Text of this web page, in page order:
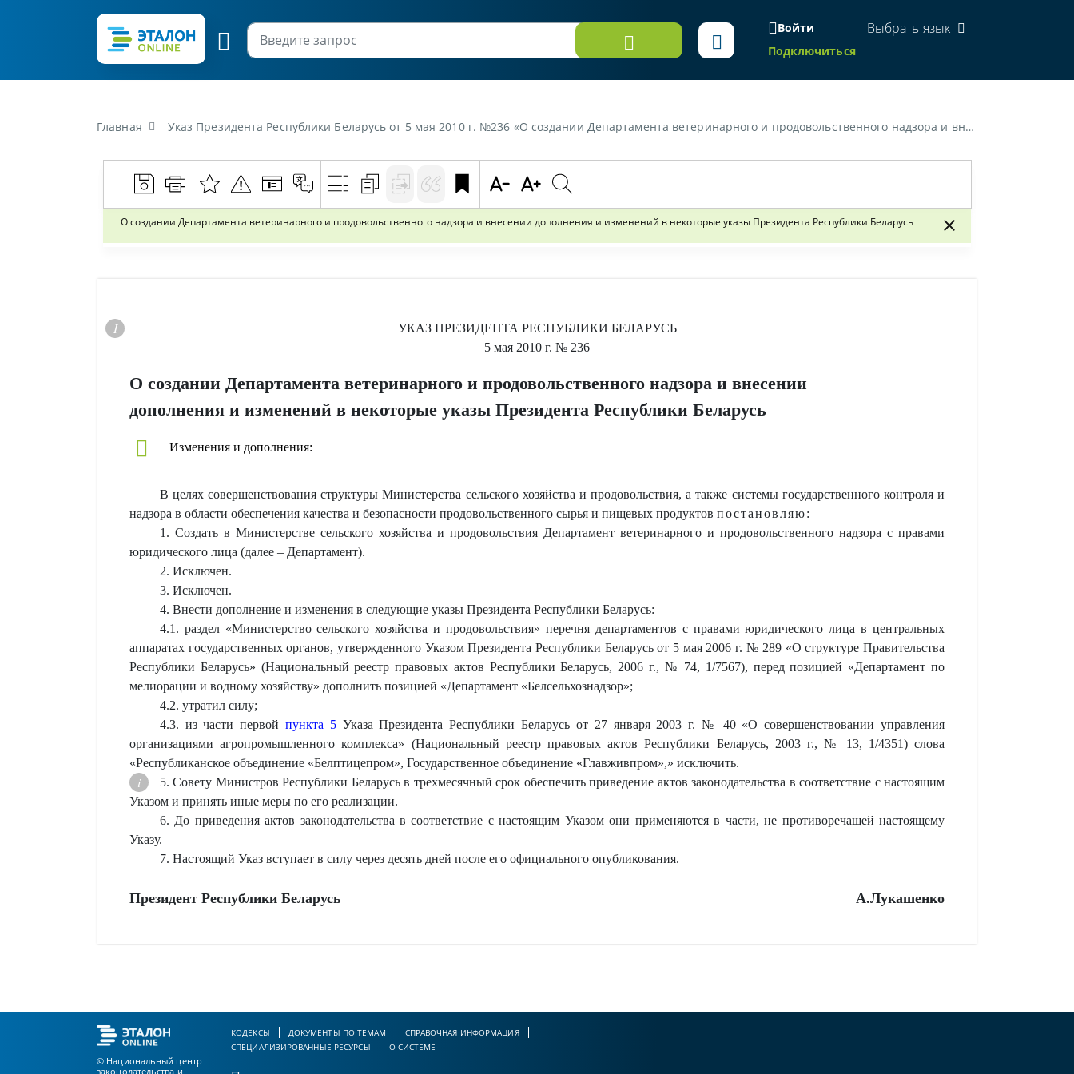
Войти
Подключиться
Выбрать язык
Главная Указ Президента Республики Беларусь от 5 мая 2010 г. №236 «О создании Департамента ветеринарного и продовольственного надзора и внесении дополнения и изменений в некоторые указы Президента Республики Беларусь»
О создании Департамента ветеринарного и продовольственного надзора и внесении дополнения и изменений в некоторые указы Президента Республики Беларусь
УКАЗ ПРЕЗИДЕНТА РЕСПУБЛИКИ БЕЛАРУСЬ
5 мая 2010 г. № 236
О создании Департамента ветеринарного и продовольственного надзора и внесении
дополнения и изменений в некоторые указы Президента Республики Беларусь
Изменения и дополнения:
В целях совершенствования структуры Министерства сельского хозяйства и продовольствия, а также системы государственного контроля и
надзора в области обеспечения качества и безопасности продовольственного сырья и пищевых продуктов постановляю:
1. Создать в Министерстве сельского хозяйства и продовольствия Департамент ветеринарного и продовольственного надзора с правами
юридического лица (далее – Департамент).
2. Исключен.
3. Исключен.
4. Внести дополнение и изменения в следующие указы Президента Республики Беларусь:
4.1. раздел «Министерство сельского хозяйства и продовольствия» перечня департаментов с правами юридического лица в центральных
аппаратах государственных органов, утвержденного Указом Президента Республики Беларусь от 5 мая 2006 г. № 289 «О структуре Правительства
Республики Беларусь» (Национальный реестр правовых актов Республики Беларусь, 2006 г., № 74, 1/7567), перед позицией «Департамент по
мелиорации и водному хозяйству» дополнить позицией «Департамент «Белсельхознадзор»;
4.2. утратил силу;
4.3. из части первойпункта 5Указа Президента Республики Беларусь от 27 января 2003 г. № 40 «О совершенствовании управления
организациями агропромышленного комплекса» (Национальный реестр правовых актов Республики Беларусь, 2003 г., № 13, 1/4351) слова
«Республиканское объединение «Белптицепром», Государственное объединение «Главживпром»,» исключить.
5. Совету Министров Республики Беларусь в трехмесячный срок обеспечить приведение актов законодательства в соответствие с настоящим
Указом и принять иные меры по его реализации.
6. До приведения актов законодательства в соответствие с настоящим Указом они применяются в части, не противоречащей настоящему
Указу.
7. Настоящий Указ вступает в силу через десять дней после его официального опубликования.
Президент Республики Беларусь А.Лукашенко
© Национальный центр
законодательства и
КОДЕКСЫ ДОКУМЕНТЫ ПО ТЕМАМ
СПРАВОЧНАЯ ИНФОРМАЦИЯ
СПЕЦИАЛИЗИРОВАННЫЕ РЕСУРСЫ
О СИСТЕМЕ